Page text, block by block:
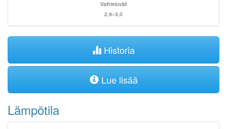
Vaihteluväli
2,9–3,0
Historia
Lue lisää
Lämpötila